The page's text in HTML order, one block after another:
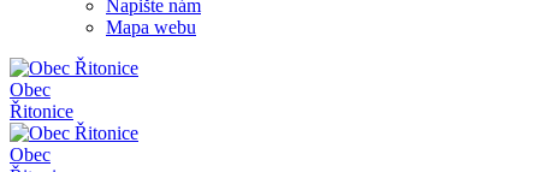
Napište nám
Mapa webu
Obec
Řitonice
Obec